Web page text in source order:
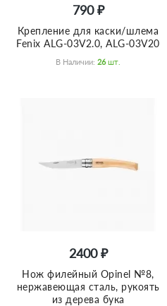
790 ₽
Крепление для каски/шлема
Fenix ALG-03V2.0, ALG-03V20
В Наличии: 26 Шт.
2400 ₽
Нож филейный Opinel №8,
нержавеющая сталь, рукоять
из дерева бука